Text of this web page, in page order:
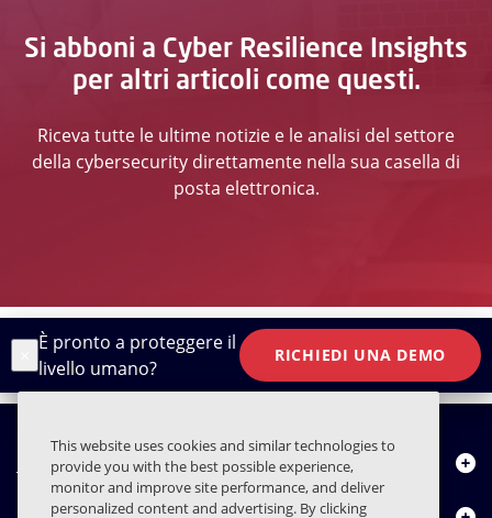
Si abboni a Cyber Resilience Insights
per altri articoli come questi.
Riceva tutte le ultime notizie e le analisi del settore
della cybersecurity direttamente nella sua casella di
posta elettronica.
È pronto a proteggere il
livello umano?
RICHIEDI UNA DEMO
Chi siamo
This website uses cookies and similar technologies to
provide you with the best possible experience,
monitor and improve site performance, and deliver
personalized content and advertising. By clicking